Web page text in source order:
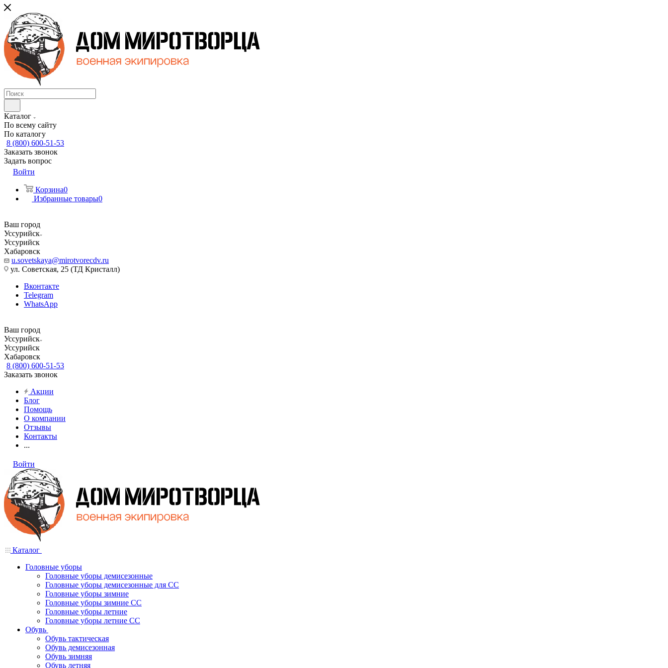
Каталог
По всему сайту
По каталогу
8 (800) 600-51-53
Заказать звонок
Задать вопрос
Войти
Корзина0
Избранные товары0
Ваш город
Уссурийск
Уссурийск
Хабаровск
u.sovetskaya@mirotvorecdv.ru
ул. Советская, 25 (ТД Кристалл)
Вконтакте
Telegram
WhatsApp
Ваш город
Уссурийск
Уссурийск
Хабаровск
8 (800) 600-51-53
Заказать звонок
Акции
Блог
Помощь
О компании
Отзывы
Контакты
...
Войти
Каталог
Головные уборы
Головные уборы демисезонные
Головные уборы демисезонные для СС
Головные уборы зимние
Головные уборы зимние СС
Головные уборы летние
Головные уборы летние СС
Обувь
Обувь тактическая
Обувь демисезонная
Обувь зимняя
Обувь летняя